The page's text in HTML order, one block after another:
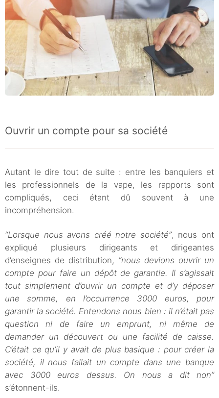
Ouvrir un compte pour sa société
Autant le dire tout de suite : entre les banquiers et
les professionnels de la vape, les rapports sont
compliqués, ceci étant dû souvent à une
incompréhension.
“Lorsque nous avons créé notre société”, nous ont
expliqué plusieurs dirigeants et dirigeantes
d’enseignes de distribution, “nous devions ouvrir un
compte pour faire un dépôt de garantie. Il s’agissait
tout simplement d’ouvrir un compte et d’y déposer
une somme, en l’occurrence 3000 euros, pour
garantir la société. Entendons nous bien : il n’était pas
question ni de faire un emprunt, ni même de
demander un découvert ou une facilité de caisse.
C’était ce qu’il y avait de plus basique : pour créer la
société, il nous fallait un compte dans une banque
avec 3000 euros dessus. On nous a dit non”
s’étonnent-ils.